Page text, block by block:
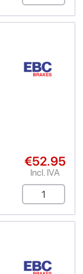
€52.95
Incl. IVA